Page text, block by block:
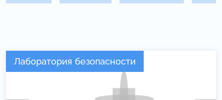
Лаборатория безопасности